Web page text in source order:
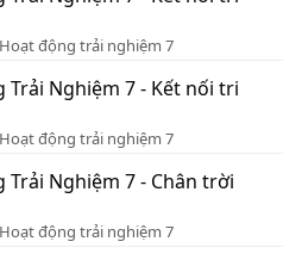
động trải nghiệm 7
Trải Nghiệm 7 - Kết nối tri
động trải nghiệm 7
Nghiệm 7 - Chân trời
động trải nghiệm 7